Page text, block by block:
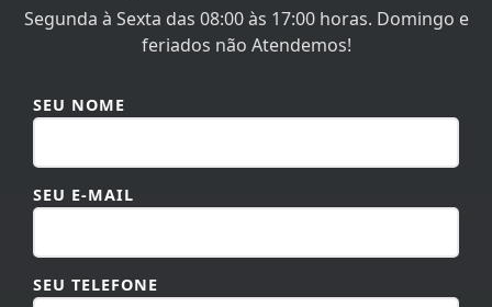
Segunda à Sexta das 08:00 às 17:00 horas. Domingo e
feriados não Atendemos!
SEU NOME
SEU E-MAIL
SEU TELEFONE